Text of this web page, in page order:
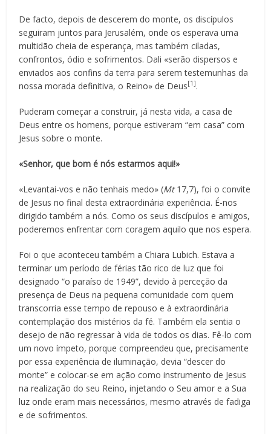
De facto, depois de descerem do monte, os discípulos
seguiram juntos para Jerusalém, onde os esperava uma
multidão cheia de esperança, mas também ciladas,
confrontos, ódio e sofrimentos. Dali «serão dispersos e
enviados aos confins da terra para serem testemunhas da
nossa morada definitiva, o Reino» de Deus[1].
Puderam começar a construir, já nesta vida, a casa de
Deus entre os homens, porque estiveram “em casa” com
Jesus sobre o monte.
«Senhor, que bom é nós estarmos aqui!»
«Levantai-vos e não tenhais medo» (Mt17,7), foi o convite
de Jesus no final desta extraordinária experiência. É-nos
dirigido também a nós. Como os seus discípulos e amigos,
poderemos enfrentar com coragem aquilo que nos espera.
Foi o que aconteceu também a Chiara Lubich. Estava a
terminar um período de férias tão rico de luz que foi
designado “o paraíso de 1949”, devido à perceção da
presença de Deus na pequena comunidade com quem
transcorria esse tempo de repouso e à extraordinária
contemplação dos mistérios da fé. Também ela sentia o
desejo de não regressar à vida de todos os dias. Fê-lo com
um novo ímpeto, porque compreendeu que, precisamente
por essa experiência de iluminação, devia “descer do
monte” e colocar-se em ação como instrumento de Jesus
na realização do seu Reino, injetando o Seu amor e a Sua
luz onde eram mais necessários, mesmo através de fadiga
e de sofrimentos.